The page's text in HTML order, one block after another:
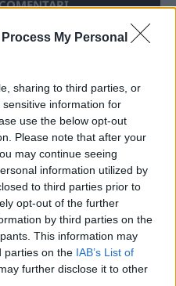
My Personal
sharing to third parties, or
information for
use the below opt-out
Please note that after your
may continue seeing
information utilized by
to third parties prior to
opt-out of the further
by third parties on the
This information may
parties on the IAB’s List of
further disclose it to other
el cartell musical de les
2026
subvencions
2026